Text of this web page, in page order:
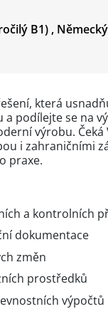
B1) ,
která
a podílejte se na
výrobu. Čeká
i zahraničními
praxe.
a kontrolních
dokumentace
změn
prostředků
výpočtů